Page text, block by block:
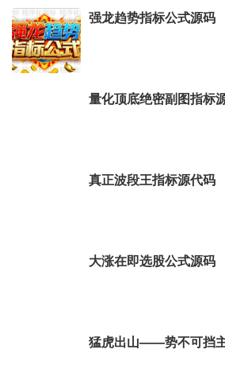
强龙趋势指标公式源码
量化顶底绝密副图指标
真正波段王指标源代码
大涨在即选股公式源码
猛虎出山——势不可挡